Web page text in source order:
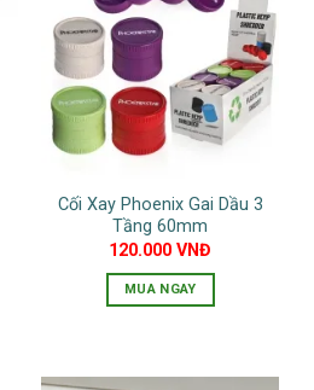
thể.
Các
tùy
chọn
có
được
chọn
trên
trang
sản
Cối Xay Phoenix Gai Dầu 3
Tầng 60mm
120.000VNĐ
MUA NGAY
này